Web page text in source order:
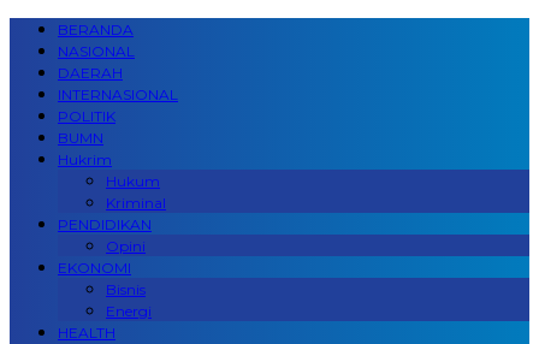
BERANDA
NASIONAL
DAERAH
INTERNASIONAL
POLITIK
BUMN
Hukrim
Hukum
Kriminal
PENDIDIKAN
Opini
EKONOMI
Bisnis
Energi
HEALTH